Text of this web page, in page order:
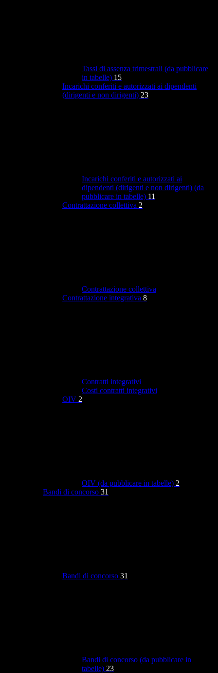
Tassi di assenza trimestrali (da pubblicare
in tabelle) 15
Incarichi conferiti e autorizzati ai dipendenti
(dirigenti e non dirigenti) 23
Incarichi conferiti e autorizzati ai
dipendenti (dirigenti e non dirigenti) (da
pubblicare in tabelle) 11
Contrattazione collettiva 2
Contrattazione collettiva
Contrattazione integrativa 8
Contratti integrativi
Costi contratti integrativi
OIV 2
OIV (da pubblicare in tabelle) 2
Bandi di concorso 31
Bandi di concorso 31
Bandi di concorso (da pubblicare in
tabelle) 23